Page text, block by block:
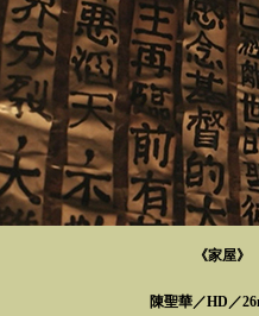
《家屋》
陳聖華／HD ／